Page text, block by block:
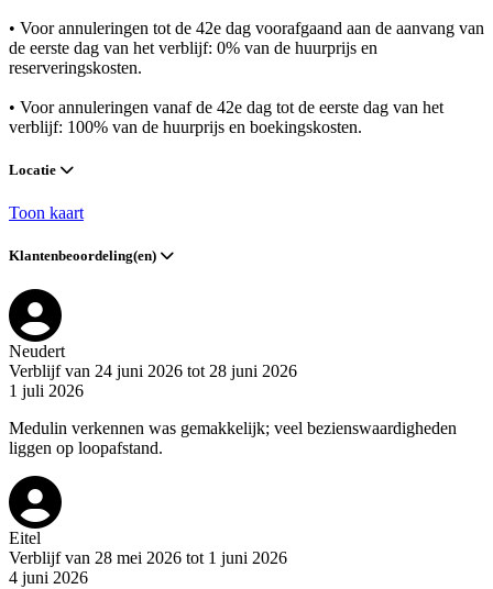
• Voor annuleringen tot de 42e dag voorafgaand aan de aanvang van
de eerste dag van het verblijf: 0% van de huurprijs en
reserveringskosten.
• Voor annuleringen vanaf de 42e dag tot de eerste dag van het
verblijf: 100% van de huurprijs en boekingskosten.
Locatie
Toon kaart
Klantenbeoordeling(en)
Neudert
Verblijf van 24 juni 2026 tot 28 juni 2026
1 juli 2026
Medulin verkennen was gemakkelijk; veel bezienswaardigheden
liggen op loopafstand.
Eitel
Verblijf van 28 mei 2026 tot 1 juni 2026
4 juni 2026